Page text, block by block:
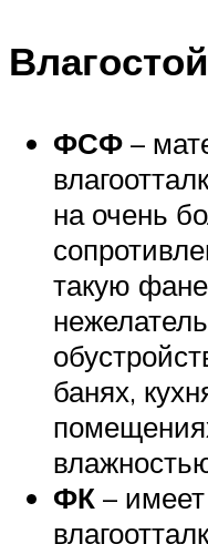
ФСФ –
на очень
такую
банях,
ФК –